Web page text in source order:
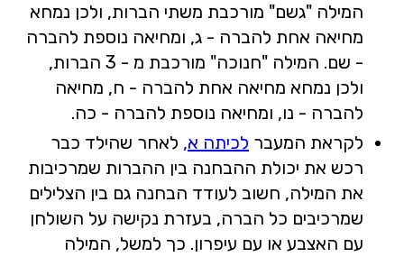
המילה "גשם" מורכבת משתי הברות, ולכן נמחא
מחיאה אחת להברה - ג, ומחיאה נוספת להברה
- שם. המילה "חנוכה" מורכבת מ - 3 הברות,
ולכן נמחא מחיאה אחת להברה - ח, מחיאה
להברה - נו, ומחיאה נוספת להברה - כה.
לקראת המעבר לכיתה א, לאחר שהילד כבר
רכש את יכולת ההבחנה בין ההברות שמרכיבות
את המילה, חשוב לעודד הבחנה גם בין הצלילים
שמרכיבים כל הברה, בעזרת נקישה על השולחן
עם האצבע או עם עיפרון. כך למשל, המילה